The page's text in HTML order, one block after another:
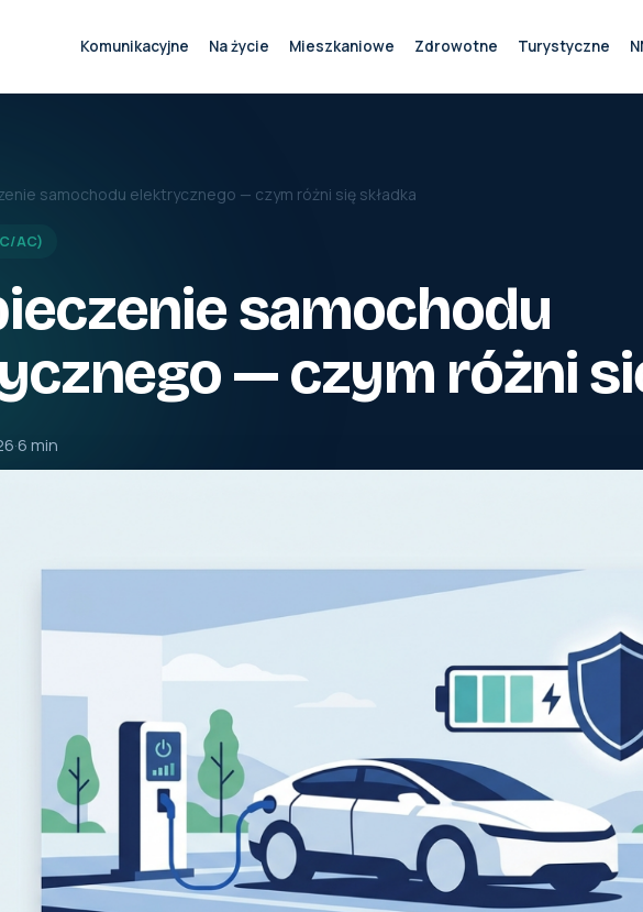
Komunikacyjne Na życie Mieszkaniowe Zdrowotne Turystyczne
samochodu elektrycznego — czym różni się składka
AC)
samochodu
— czym różni
·6 min